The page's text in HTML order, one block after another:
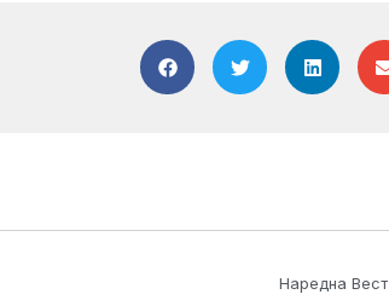
Наредна Вест